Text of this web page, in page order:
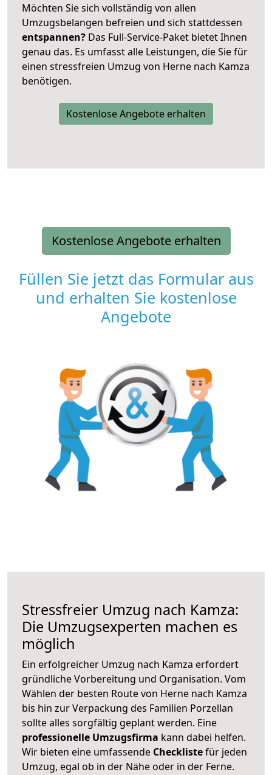
Möchten Sie sich vollständig von allen
Umzugsbelangen befreien und sich stattdessen
entspannen? Das Full-Service-Paket bietet Ihnen
genau das. Es umfasst alle Leistungen, die Sie für
einen stressfreien Umzug von Herne nach Kamza
benötigen.
Kostenlose Angebote erhalten
Kostenlose Angebote erhalten
Füllen Sie jetzt das Formular aus
und erhalten Sie kostenlose
Angebote
Stressfreier Umzug nach Kamza:
Die Umzugsexperten machen es
möglich
Ein erfolgreicher Umzug nach Kamza erfordert
gründliche Vorbereitung und Organisation. Vom
Wählen der besten Route von Herne nach Kamza
bis hin zur Verpackung des Familien Porzellan
sollte alles sorgfältig geplant werden. Eine
professionelle Umzugsfirma kann dabei helfen.
Wir bieten eine umfassende Checklistefür jeden
Umzug, egal ob in der Nähe oder in der Ferne.